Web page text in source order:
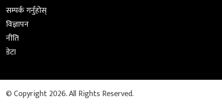
सम्पर्क गर्नुहोस्
विज्ञापन
नीति
डेटा
© Copyright 2026. All Rights Reserved.